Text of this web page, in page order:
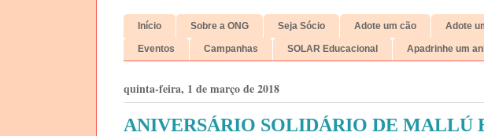
Início Sobre a ONG Seja Sócio Adote um cão Adote
Eventos Campanhas SOLAR Educacional Apadrinhe um
quinta-feira, 1 de março de 2018
ANIVERSÁRIO SOLIDÁRIO DE MALLÚ